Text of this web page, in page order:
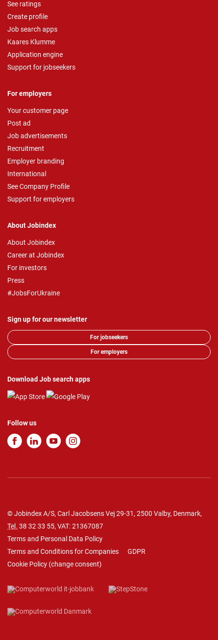
See ratings
Create profile
Job search apps
Kaares Klumme
Application engine
Support for jobseekers
For employers
Your customer page
Post ad
Job advertisements
Recruitment
Employer branding
International
See Company Profile
Support for employers
About Jobindex
About Jobindex
Career at Jobindex
For investors
Press
#JobsForUkraine
Sign up for our newsletter
For jobseekers
For employers
Download Job search apps
Follow us
© Jobindex A/S, Carl Jacobsens Vej 29-31, 2500 Valby, Denmark,
Tel. 38 32 33 55, VAT: 21367087
Terms and Personal Data Policy
Terms and Conditions for Companies
GDPR
Cookie Policy (change consent)